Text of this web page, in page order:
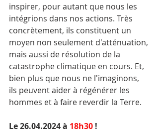
inspirer, pour autant que nous les
intégrions dans nos actions. Très
concrètement, ils constituent un
moyen non seulement d'atténuation,
mais aussi de résolution de la
catastrophe climatique en cours. Et,
bien plus que nous ne l'imaginons,
ils peuvent aider à régénérer les
hommes et à faire reverdir la Terre.
Le 26.04.2024 à 18h30 !